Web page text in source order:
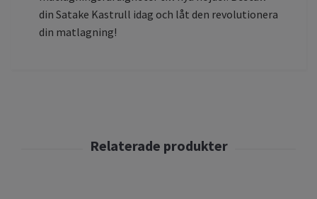
din Satake Kastrull idag och låt den revolutionera
din matlagning!